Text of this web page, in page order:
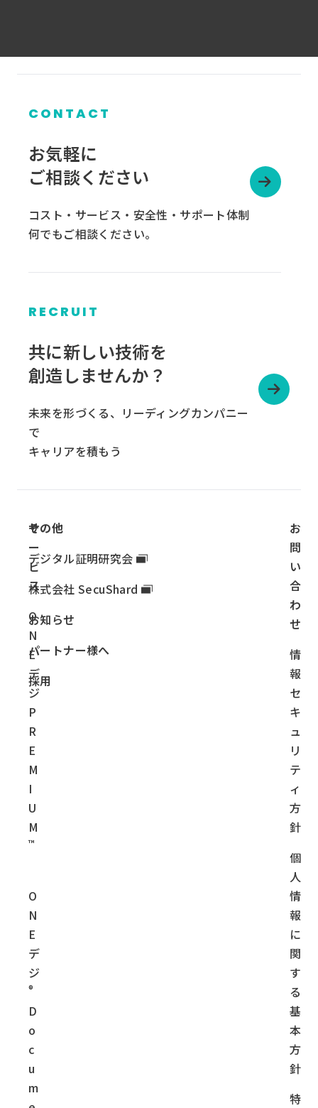
CONTACT
お気軽に
ご相談ください
コスト・サービス・安全性・サポート体制
何でもご相談ください。
RECRUIT
共に新しい技術を
創造しませんか？
未来を形づくる、リーディングカンパニー
で
キャリアを積もう
ル
ー
プ
ン
ク
サ
ー
ビ
ス
O
N
E
デ
ジ
P
R
E
M
I
U
M
™
O
N
E
デ
ジ
®
D
o
c
u
m
その他
デジタル証明研究会
株式会社 SecuShard
お知らせ
パートナー様へ
採用
お
問
い
合
わ
せ
情
報
セ
キ
ュ
リ
テ
ィ
方
針
個
人
情
報
に
関
す
る
基
本
方
針
特